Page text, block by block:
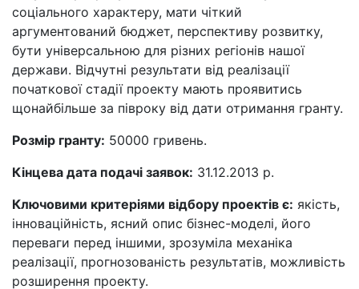
соціального характеру, мати чіткий
аргументований бюджет, перспективу розвитку,
бути універсальною для різних регіонів нашої
держави. Відчутні результати від реалізації
початкової стадії проекту мають проявитись
щонайбільше за півроку від дати отримання гранту.
Розмір гранту: 50000 гривень.
Кінцева дата подачі заявок: 31.12.2013 р.
Ключовими критеріями відбору проектів є: якість,
інноваційність, ясний опис бізнес-моделі, його
переваги перед іншими, зрозуміла механіка
реалізації, прогнозованість результатів, можливість
розширення проекту.